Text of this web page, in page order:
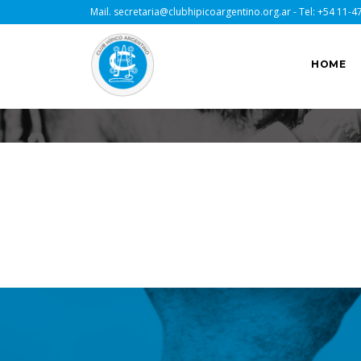
Mail. secretaria@clubhipicoargentino.org.ar- Tel: +54 11-
HOME